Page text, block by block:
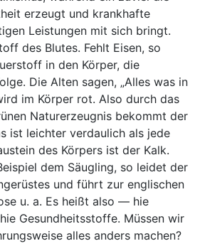
erzeugt und krankhafte
Leistungen mit sich bringt.
des Blutes. Fehlt Eisen, so
in den Körper, die
Die Alten sagen, „Alles was in
im Körper rot. Also durch das
Naturerzeugnis bekommt der
ist leichter verdaulich als jede
des Körpers ist der Kalk.
dem Säugling, so leidet der
und führt zur englischen
u. a. Es heißt also — hie
Gesundheitsstoffe. Müssen wir
alles anders machen?